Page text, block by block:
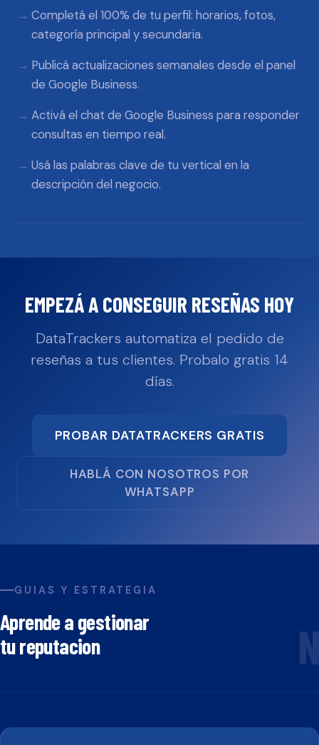
Completá el 100% de tu perfil: horarios, fotos,
categoría principal y secundaria.
Publicá actualizaciones semanales desde el panel
de Google Business.
Activá el chat de Google Business para responder
consultas en tiempo real.
Usá las palabras clave de tu vertical en la
descripción del negocio.
EMPEZÁ A CONSEGUIR RESEÑAS HOY
DataTrackers automatiza el pedido de
reseñas a tus clientes. Probalo gratis 14
días.
PROBAR DATATRACKERS GRATIS
HABLÁ CON NOSOTROS POR
WHATSAPP
GUIAS Y ESTRATEGIA
Aprende a gestionar
tu reputacion
N